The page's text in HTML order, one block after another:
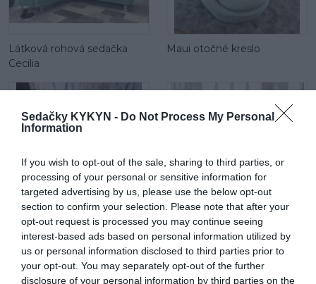
Sedačky KYKYN - Do Not Process My Personal
Information
If you wish to opt-out of the sale, sharing to third parties, or
processing of your personal or sensitive information for
targeted advertising by us, please use the below opt-out
section to confirm your selection. Please note that after your
opt-out request is processed you may continue seeing
interest-based ads based on personal information utilized by
us or personal information disclosed to third parties prior to
your opt-out. You may separately opt-out of the further
disclosure of your personal information by third parties on the
Látková rohová sedačka
Cecilia
Maui otočné kreslo
Maui mega 2 sed
Látková rohová sedačka Be
true